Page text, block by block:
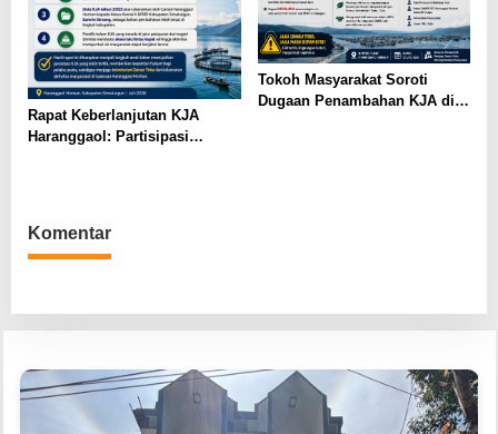
Rapat Keberlanjutan KJA
Haranggaol: Partisipasi
Tokoh Masyarakat Soroti
Dugaan Penambahan KJA di
Komentar